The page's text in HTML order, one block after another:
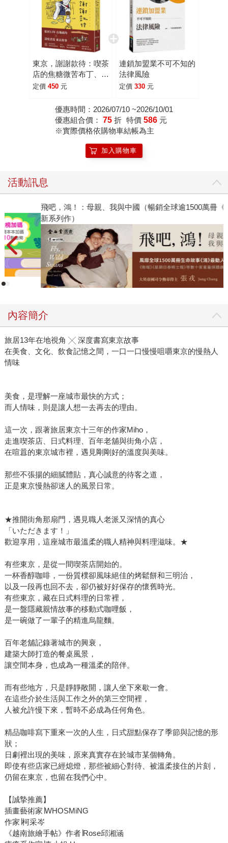
東京，謝謝款待：喫茶
店的焦糖微苦布丁、刻
印母親思念的咖哩⋯那
定價 450 元
連鎖加盟業不可不知的
法律風險
定價 330 元
優惠時間：2026/07/10 ~2026/10/01
優惠組合價： 75 折 特價 586 元
※實際價格依購物車結帳為主
加入購物車
活動訊息
閱讀漫遊錄-2026上半年暢銷榜
內容簡介
旅居13年在地視角 ╳ 深度書寫東京故事
在美食、文化、飲食記憶之間，一口一口慢慢咀嚼東京的慢熱人
情味
美食，是理解一座城市最快的方式；
而人情味，則是讓人想一去再去的理由。
這一次，跟著旅居東京十三年的作家Miho，
走進喫茶店、日式料理、百年老舖與街角小店，
在喧囂的東京城市裡，遇見剛剛好的溫度與美味。
那些不張揚的細膩體貼，真心誠意的待客之道，
正是東京慢熱卻迷人的風景日常。
★推開街角那扇門，遇見職人老派又深情的真心
「いただきます！」
歡迎享用，這座城市最溫柔的職人精神與料理滋味。★
有些東京，是從一間喫茶店開始的。
一杯香醇咖啡，一份質樸卻風味絕佳的烤鬆餅和三明治，
以及一段再也回不去，卻仍被好好保存的懷舊時光。
有些東京，藏在日式料理的日常裡，
是一盤隱藏親情故事的移動式咖哩飯，
是一碗做了一輩子的精進烏龍麵。
百年老舖記錄著城市的興衰，
建築大師打造的餐桌風景，
讓空間本身，也成為一種溫柔的陪伴。
而有些地方，只是靜靜敞開，讓人坐下來歇一會。
在這些介於生活與工作之外的第三空間裡，
人被允許慢下來，暫時不必成為任何角色。
精品咖啡寫下重來一次的人生，日式甜點保存了季節與記憶的形
狀；
日劇裡出現的美味，原來真實存在於城市某個轉角。
即使有些店家已經熄燈，那些被細心對待、被溫柔接住的片刻，
仍留在東京，也留在我們心中。
【誠摯推薦】
插畫藝術家∣WHOSMiNG
作家∣柯采岑
《越南旅繪手帖》作者∣Rose邱湘涵